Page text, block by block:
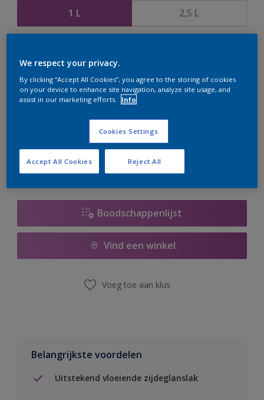
1 L 2,5 L
er hard aan om de voorraad aan te vullen.
Boodschappenlijst
Vind een winkel
Voeg toe aan klus
Belangrijkste voordelen
Uitstekend vloeiende zijdeglanslak
We respect your privacy.
By clicking “Accept All Cookies”, you agree to the storing of cookies
on your device to enhance site navigation, analyze site usage, and
assist in our marketing efforts.
Info
Cookies Settings
Reject All
Accept All Cookies